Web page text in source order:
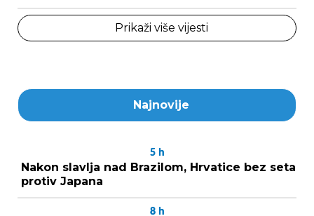
Prikaži više vijesti
Najnovije
5 h
Nakon slavlja nad Brazilom, Hrvatice bez seta
protiv Japana
8 h